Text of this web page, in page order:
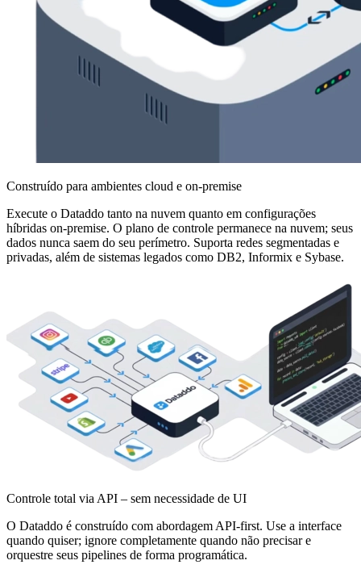
Construído para ambientes cloud e on-premise
Execute o Dataddo tanto na nuvem quanto em configurações
híbridas on-premise. O plano de controle permanece na nuvem; seus
dados nunca saem do seu perímetro. Suporta redes segmentadas e
privadas, além de sistemas legados como DB2, Informix e Sybase.
Controle total via API – sem necessidade de UI
O Dataddo é construído com abordagem API-first. Use a interface
quando quiser; ignore completamente quando não precisar e
orquestre seus pipelines de forma programática.